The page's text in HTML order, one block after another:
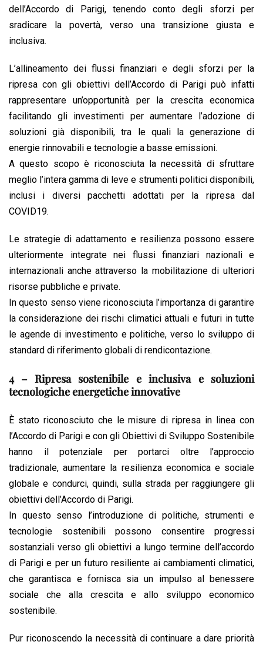
dell’Accordo di Parigi, tenendo conto degli sforzi per
sradicare la povertà, verso una transizione giusta e
inclusiva.
L’allineamento dei flussi finanziari e degli sforzi per la
ripresa con gli obiettivi dell’Accordo di Parigi può infatti
rappresentare un’opportunità per la crescita economica
facilitando gli investimenti per aumentare l’adozione di
soluzioni già disponibili, tra le quali la generazione di
energie rinnovabili e tecnologie a basse emissioni.
A questo scopo è riconosciuta la necessità di sfruttare
meglio l’intera gamma di leve e strumenti politici disponibili,
inclusi i diversi pacchetti adottati per la ripresa dal
COVID19.
Le strategie di adattamento e resilienza possono essere
ulteriormente integrate nei flussi finanziari nazionali e
internazionali anche attraverso la mobilitazione di ulteriori
risorse pubbliche e private.
In questo senso viene riconosciuta l’importanza di garantire
la considerazione dei rischi climatici attuali e futuri in tutte
le agende di investimento e politiche, verso lo sviluppo di
standard di riferimento globali di rendicontazione.
4 – Ripresa sostenibile e inclusiva e soluzioni
tecnologiche energetiche innovative
È stato riconosciuto che le misure di ripresa in linea con
l’Accordo di Parigi e con gli Obiettivi di Sviluppo Sostenibile
hanno il potenziale per portarci oltre l’approccio
tradizionale, aumentare la resilienza economica e sociale
globale e condurci, quindi, sulla strada per raggiungere gli
obiettivi dell’Accordo di Parigi.
In questo senso l’introduzione di politiche, strumenti e
tecnologie sostenibili possono consentire progressi
sostanziali verso gli obiettivi a lungo termine dell’accordo
di Parigi e per un futuro resiliente ai cambiamenti climatici,
che garantisca e fornisca sia un impulso al benessere
sociale che alla crescita e allo sviluppo economico
sostenibile.
Pur riconoscendo la necessità di continuare a dare priorità